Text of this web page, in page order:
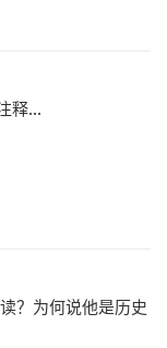
释...
？为何说他是历史